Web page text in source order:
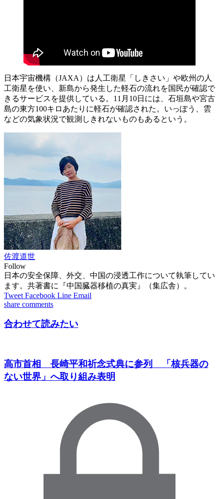
日本宇宙機構（JAXA）は人工衛星「しきさい」や欧州の人
工衛星を使い、新島から発生した軽石の流れを国民が確認で
きるサービスを提供している。11月10日には、石垣島や宮古
島の東方100キロあたりに軽石が確認された。いっぽう、雲
などの気象状況で観測しきれないものもあるという。
佐渡道世
Follow
日本の安全保障、外交、中国の浸透工作について執筆してい
ます。共著書に『中国臓器移植の真実』（集広舎）。
Tweet Facebook Line Email
share comments
合わせて読みたい
高市首相 長崎平和祈念式典に参列 「核兵器の
ない世界」へ取り組み表明